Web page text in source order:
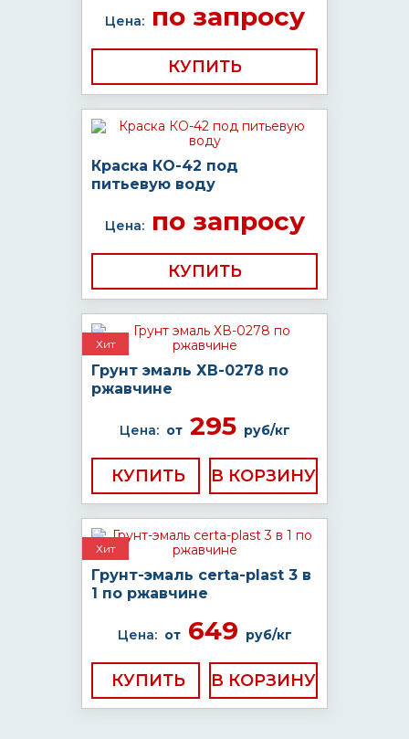
Цена:по запросу
КУПИТЬ
Краска КО-42 под
питьевую воду
Цена:по запросу
КУПИТЬ
Хит
Грунт эмаль ХВ-0278 по
ржавчине
Цена: от295 руб/кг
КУПИТЬ
Хит
Грунт-эмаль certa-plast 3 в
1 по ржавчине
Цена: от649 руб/кг
КУПИТЬ